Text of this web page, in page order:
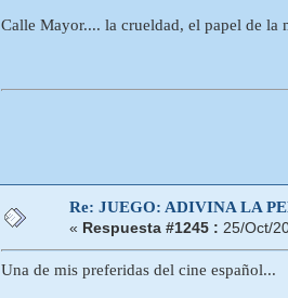
Calle Mayor.... la crueldad, el papel de la
Re: JUEGO: ADIVINA LA
« Respuesta #1245 : 25/Oct/
Una de mis preferidas del cine español...